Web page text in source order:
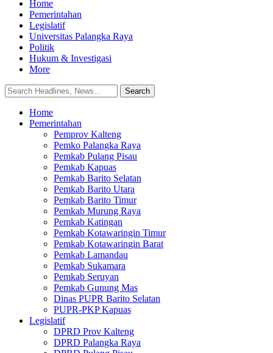
Home
Pemerintahan
Legislatif
Universitas Palangka Raya
Politik
Hukum & Investigasi
More
Home
Pemerintahan
Pemprov Kalteng
Pemko Palangka Raya
Pemkab Pulang Pisau
Pemkab Kapuas
Pemkab Barito Selatan
Pemkab Barito Utara
Pemkab Barito Timur
Pemkab Murung Raya
Pemkab Katingan
Pemkab Kotawaringin Timur
Pemkab Kotawaringin Barat
Pemkab Lamandau
Pemkab Sukamara
Pemkab Seruyan
Pemkab Gunung Mas
Dinas PUPR Barito Selatan
PUPR-PKP Kapuas
Legislatif
DPRD Prov Kalteng
DPRD Palangka Raya